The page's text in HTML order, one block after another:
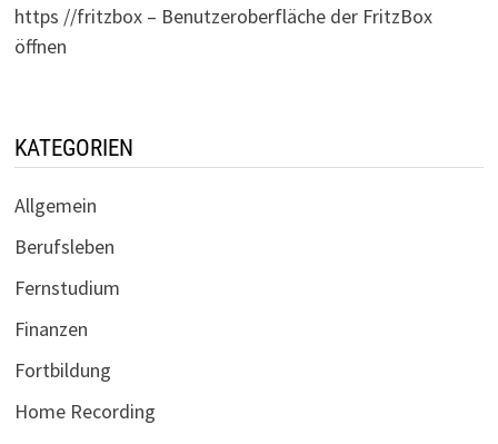
https //fritzbox – Benutzeroberfläche der FritzBox
öffnen
KATEGORIEN
Allgemein
Berufsleben
Fernstudium
Finanzen
Fortbildung
Home Recording